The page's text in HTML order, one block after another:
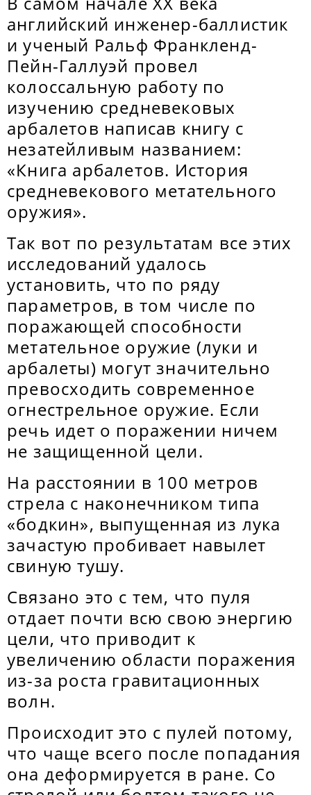
английский инженер-баллистик
и ученый Ральф Франкленд-
Пейн-Галлуэй провел
колоссальную работу по
изучению средневековых
арбалетов написав книгу с
незатейливым названием:
«Книга арбалетов. История
средневекового метательного
оружия».
Так вот по результатам все этих
исследований удалось
установить, что по ряду
параметров, в том числе по
поражающей способности
метательное оружие (луки и
арбалеты) могут значительно
превосходить современное
огнестрельное оружие. Если
речь идет о поражении ничем
не защищенной цели.
На расстоянии в 100 метров
стрела с наконечником типа
«бодкин», выпущенная из лука
зачастую пробивает навылет
свиную тушу.
Связано это с тем, что пуля
отдает почти всю свою энергию
цели, что приводит к
увеличению области поражения
из-за роста гравитационных
волн.
Происходит это с пулей потому,
что чаще всего после попадания
она деформируется в ране. Со